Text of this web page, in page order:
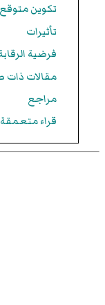
تكوين متوقع
تأثيرات
فرضية
مقالات ذات
مراجع
قراء متعمقة